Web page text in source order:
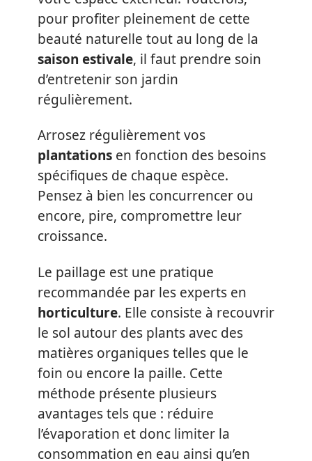
pour profiter pleinement de cette
beauté naturelle tout au long de la
saison estivale, il faut prendre soin
d’entretenir son jardin
régulièrement.
Arrosez régulièrement vos
plantations en fonction des besoins
spécifiques de chaque espèce.
Pensez à bien les concurrencer ou
encore, pire, compromettre leur
croissance.
Le paillage est une pratique
recommandée par les experts en
horticulture. Elle consiste à recouvrir
le sol autour des plants avec des
matières organiques telles que le
foin ou encore la paille. Cette
méthode présente plusieurs
avantages tels que : réduire
l’évaporation et donc limiter la
consommation en eau ainsi qu’en